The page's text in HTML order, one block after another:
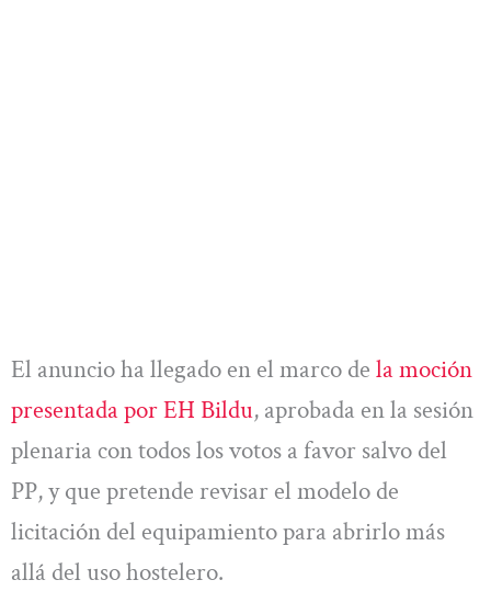
El anuncio ha llegado en el marco de la moción
presentada por EH Bildu, aprobada en la sesión
plenaria con todos los votos a favor salvo del
PP, y que pretende revisar el modelo de
licitación del equipamiento para abrirlo más
allá del uso hostelero.